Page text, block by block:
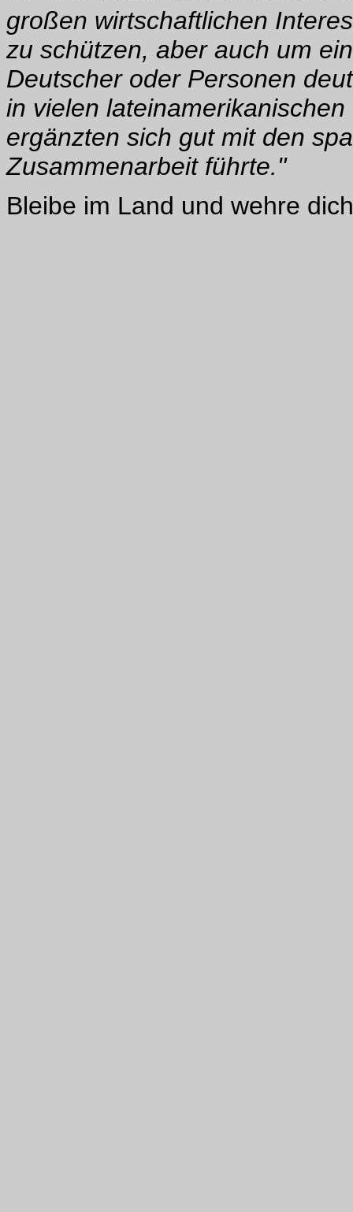
großen wirtschaftlichen
zu schützen, aber auch um
Deutscher oder Personen
in vielen
ergänzten sich gut mit den
Zusammenarbeit führte."
Bleibe im Land und wehre